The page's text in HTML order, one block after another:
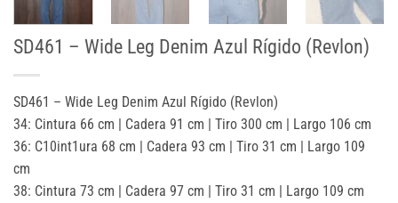
SD461 – Wide Leg Denim Azul Rígido (Revlon)
SD461 – Wide Leg Denim Azul Rígido (Revlon)
34: Cintura 66 cm | Cadera 91 cm | Tiro 300 cm | Largo 106 cm
36: C10int1ura 68 cm | Cadera 93 cm | Tiro 31 cm | Largo 109
cm
38: Cintura 73 cm | Cadera 97 cm | Tiro 31 cm | Largo 109 cm